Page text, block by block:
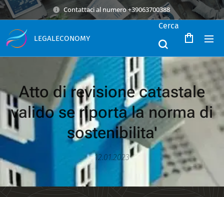
Contattaci al numero +39063700388
LEGALECONOMY
Cerca
Atto di revisione catastale
valido se riporta la norma di
sostenibilita'
12.01.2023